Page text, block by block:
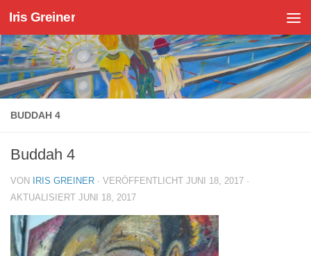
Zum Inhalt springen
Iris Greiner
BUDDAH 4
Buddah 4
VON IRIS GREINER · VERÖFFENTLICHT JUNI 18, 2017 ·
AKTUALISIERT JUNI 18, 2017